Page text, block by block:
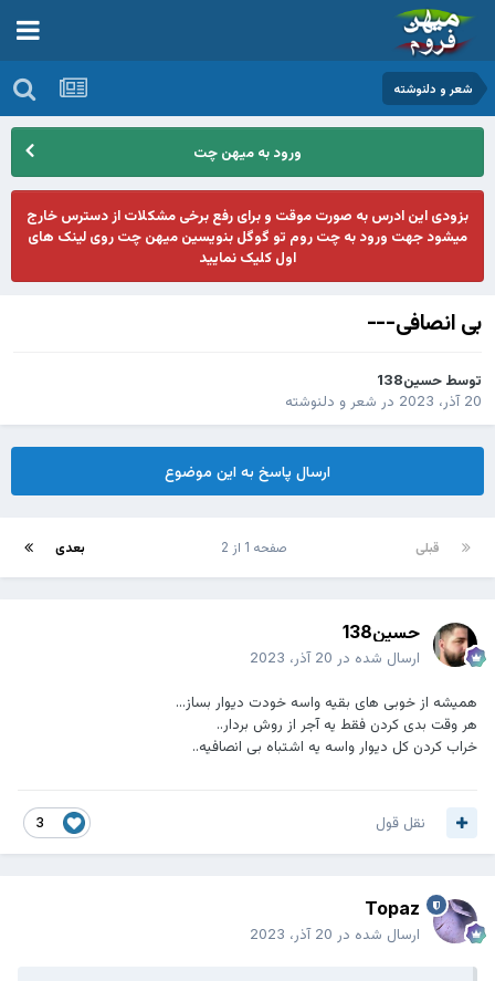
شعر و دلنوشته
ورود به میهن چت
بزودی این ادرس به صورت موقت و برای رفع برخی مشکلات از دسترس خارج
میشود جهت ورود به چت روم تو گوگل بنویسین میهن چت روی لینک های
اول کلیک نمایید
بی انصافی---
توسط حسین138
20 آذر، 2023
در شعر و دلنوشته
ارسال پاسخ به این موضوع
قبلی بعدی صفحه 1 از 2
حسین138
ارسال شده در 20 آذر، 2023
همیشه از خوبی های بقیه واسه خودت دیوار بساز...
هر وقت بدی کردن فقط یه آجر از روش بردار..
خراب کردن کل دیوار واسه یه اشتباه بی انصافیه..
3 نقل قول
Topaz
ارسال شده در 20 آذر، 2023